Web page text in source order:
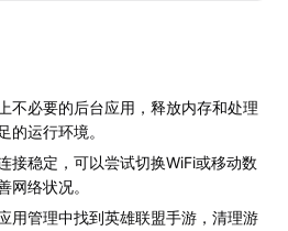
不必要的后台应用，释放内存和处理
的运行环境。
接稳定，可以尝试切换WiFi或移动数
网络状况。
用管理中找到英雄联盟手游，清理游